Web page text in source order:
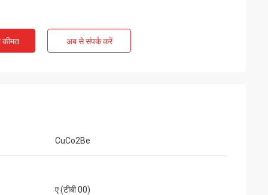
कीमत अब से संपर्क करें
CuCo2Be
ए (टीबी 00)